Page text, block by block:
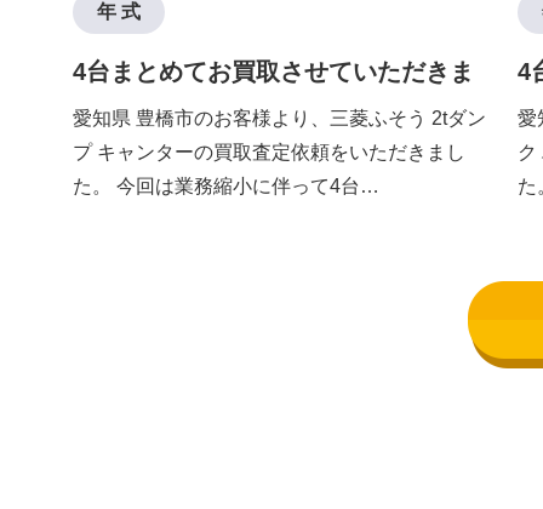
年 式
4台まとめてお買取させていただきま
した③
愛知県 豊橋市のお客様より、三菱ふそう 2tダン
プ キャンターの買取査定依頼をいただきまし
た。 今回は業務縮小に伴って4台…
4
愛
ク
た